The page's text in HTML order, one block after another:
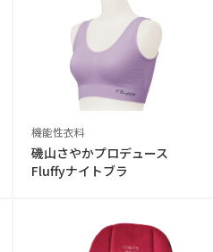
機能性衣料
磯山さやかプロデュース
Fluffyナイトブラ